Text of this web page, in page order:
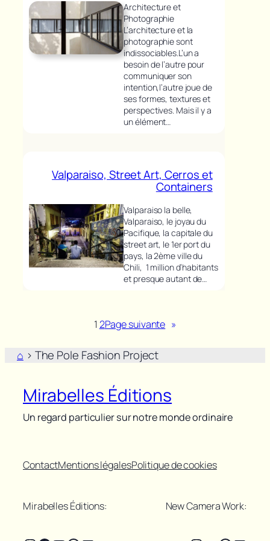
Architecture et
Photographie
L’architecture et la
photographie sont
indissociables.L’un a
besoin de l’autre pour
communiquer son
intention,l’autre joue de
ses formes, textures et
perspectives. Mais il y a
un élément…
Valparaiso, Street Art, Cerros et
Containers
Valparaiso la belle,
Valparaiso, le joyau du
Pacifique, la capitale du
street art, le 1er port du
pays, la 2ème ville du
Chili, 1 million d’habitants
et presque autant de…
12Page suivante »
⌂ > The Pole Fashion Project
Mirabelles Éditions
Un regard particulier sur notre monde ordinaire
ContactMentions légalesPolitique de cookies
Mirabelles Éditions: New Camera Work: